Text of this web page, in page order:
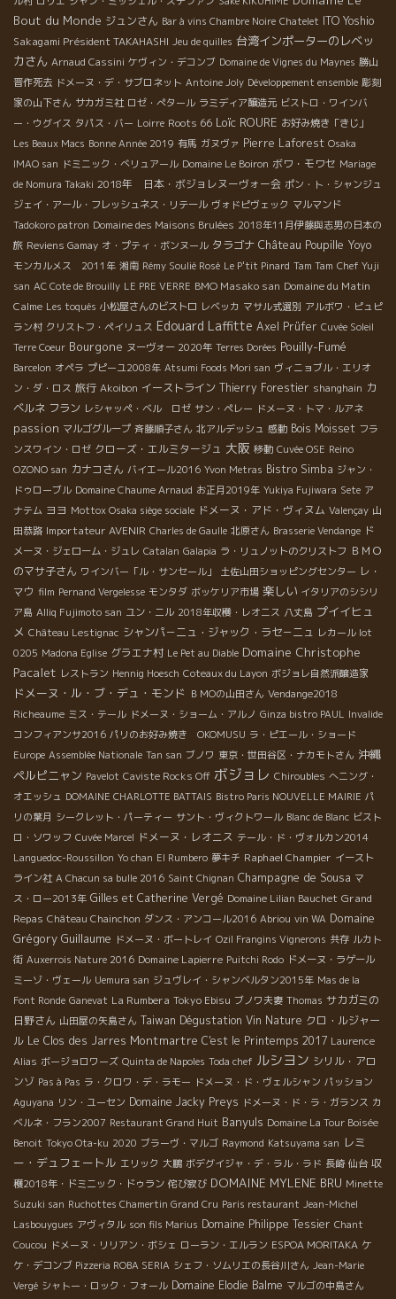
Bout du Monde ジュンさん Bar à vins Chambre Noire Chatelet ITO Yoshio
Sakagami Président TAKAHASHI Jeu de quilles 台湾インポーターのレベッ
カさん Arnaud Cassini ケヴィン・デコンブ Domaine de Vignes du Maynes 勝山
晋作死去 ドメーヌ・デ・サブロネット Antoine Joly Développement ensemble 彫刻
家の山下さん サカガミ社 ロゼ・ぺタール ラミディア醸造元 ビストロ・ワインバ
ー・ウグイス タパス・バー Loirre Roots 66 Loïc ROURE お好み焼き「きじ」
Les Beaux Macs Bonne Année 2019 有馬 ガヌヴァ Pierre Laforest Osaka
IMAO san ドミニック・べリュアール Domaine Le Boiron ボワ・モワセ Mariage
de Nomura Takaki 2018年 日本・ボジョレヌーヴォー会 ポン・ト・シャンジュ
ジェイ・アール・フレッシュネス・リテール ヴォドピヴェック マルマンド
Tadokoro patron Domaine des Maisons Brulées 2018年11月伊藤與志男の日本の
旅 Reviens Gamay オ・プティ・ボンヌール タラゴナ Château Poupille Yoyo
モンカルメス 2011年 湘南 Rémy Soulié Rosé Le P'tit Pinard Tam Tam Chef Yuji
san AC Cote de Brouilly LE PRE VERRE BMO Masako san Domaine du Matin
Calme Les toqués 小松屋さんのビストロ レベッカ マサル式選別 アルボワ・ピュピ
ラン村 クリストフ・ペイリュス Edouard Laffitte Axel Prüfer Cuvée Soleil
Terre Coeur Bourgone ヌーヴォー 2020年 Terres Dorées Pouilly-Fumé
Barcelon オペラ プピーユ2008年 Atsumi Foods Mori san ヴィニョブル・エリオ
ン・ダ・ロス 旅行 Akoibon イーストライン Thierry Forestier shanghain カ
ベルネ フラン レシャッペ・ベル ロゼ サン・ペレー ドメーヌ・トマ・ルアネ
passion マルゴグループ 斉藤順子さん 北アルデッシュ 感動 Bois Moisset フラ
ンスワイン・ロゼ クローズ・エルミタージュ 大阪 移動 Cuvée OSE Reino
OZONO san カナコさん バイエール2016 Yvon Metras Bistro Simba ジャン・
ドゥローブル Domaine Chaume Arnaud お正月2019年 Yukiya Fujiwara Sete ア
ナテム ヨヨ Mottox Osaka siège sociale ドメーヌ・アド・ヴィヌム Valençay 山
田恭路 Importateur AVENIR Charles de Gaulle 北原さん Brasserie Vendange ド
メーヌ・ジェローム・ジュレ Catalan Galapia ラ・リュノットのクリストフ ＢＭＯ
のマサ子さん ワインバー「ル・サンセール」 土佐山田ショッピングセンター レ・
マウ film Pernand Vergelesse モンタダ ボッケリア市場 楽しい イタリアのシシリ
ア島 Alliq Fujimoto san ユン・ニル 2018年収穫・レオニス 八丈島 プイイヒュ
メ Château Lestignac シャンパ－ニュ・ジャック・ラセ－ニュ レカール lot
0205 Madona Eglise グラエナ村 Le Pet au Diable Domaine Christophe
Pacalet レストラン Hennig Hoesch Coteaux du Layon ボジョレ自然派醸造家
ドメーヌ・ル・ブ・デュ・モンド ＢＭОの山田さん Vendange2018
Richeaume ミス・テール ドメーヌ・ショーム・アルノ Ginza bistro PAUL Invalide
コンフィアンサ2016 パリのお好み焼き OKOMUSU ラ・ピエール・ショード
Europe Assemblée Nationale Tan san ブノワ 東京・世田谷区・ナカモトさん 沖縄
ペルピニャン Pavelot Caviste Rocks Off ボジョレ Chiroubles へニング・
オエッシュ DOMAINE CHARLOTTE BATTAIS Bistro Paris NOUVELLE MAIRIE パ
リの葉月 シークレット・パーティー サント・ヴィクトワール Blanc de Blanc ビスト
ロ・ソワッフ Cuvée Marcel ドメーヌ・レオニス テール・ド・ヴォルカン2014
Languedoc-Roussillon Yo chan El Rumbero 夢キチ Raphael Champier イースト
ライン社 A Chacun sa bulle 2016 Saint Chignan Champagne de Sousa マ
ス・ロー2013年 Gilles et Catherine Vergé Domaine Lilian Bauchet Grand
Repas Château Chainchon ダンス・アンコール2016 Abriou vin WA Domaine
Grégory Guillaume ドメーヌ・ボートレイ Ozil Frangins Vignerons 共存 ルカト
街 Auxerrois Nature 2016 Domaine Lapierre Puitchi Rodo ドメーヌ・ラゲール
ミーゾ・ヴェール Uemura san ジュヴレイ・シャンベルタン2015年 Mas de la
Font Ronde Ganevat La Rumbera Tokyo Ebisu ブノワ夫妻 Thomas サカガミの
日野さん 山田屋の矢島さん Taiwan Dégustation Vin Nature クロ・ルジャー
ル Le Clos des Jarres Montmartre C'est le Printemps 2017 Laurence
Alias ボージョロワーズ Quinta de Napoles Toda chef ルシヨン シリル・アロ
ンゾ Pas à Pas ラ・クロワ・デ・ラモー ドメーヌ・ド・ヴェルシャン パッション
Aguyana リン・ユーセン Domaine Jacky Preys ドメーヌ・ド・ラ・ガランス カ
ベルネ・フラン2007 Restaurant Grand Huit Banyuls Domaine La Tour Boisée
Benoit Tokyo Ota-ku 2020 ブラーヴ・マルゴ Raymond Katsuyama san レミ
ー・デュフェートル エリック 大鵬 ボデグイジャ・デ・ラル・ラド 長崎 仙台 収
穫2018年・ドミニック・ドゥラン 侘び寂び DOMAINE MYLENE BRU Minette
Suzuki san Ruchottes Chamertin Grand Cru Paris restaurant Jean-Michel
Lasbouygues アヴィタル son fils Marius Domaine Philippe Tessier Chant
Coucou ドメーヌ・リリアン・ボシェ ローラン・エルラン ESPOA MORITAKA ケ
ケ・デコンブ Pizzeria ROBA SERIA シェフ・ソムリエの長谷川さん Jean-Marie
Vergé シャトー・ロック・フォール Domaine Elodie Balme マルゴの中島さん